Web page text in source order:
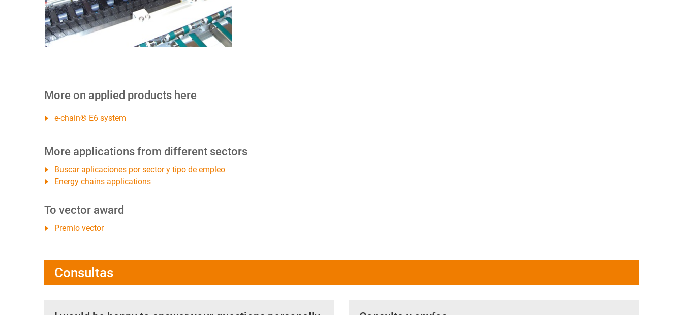
More on applied products here
e-chain® E6 system
More applications from different sectors
Buscar aplicaciones por sector y tipo de empleo
Energy chains applications
To vector award
Premio vector
Consultas